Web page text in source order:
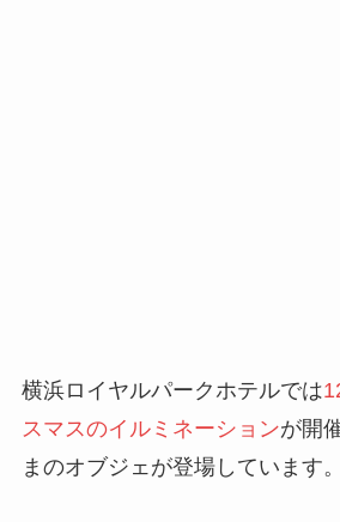
横浜ロイヤルパークホテルでは
スマスのイルミネーションが開
まのオブジェが登場しています。